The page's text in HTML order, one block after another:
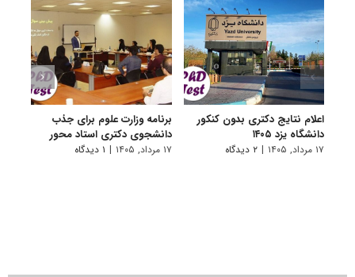
اعلام نتایج دکتری بدون کنکور
دانشگاه یزد ۱۴۰۵
۱۷ مرداد, ۱۴۰۵ | ۲ دیدگاه
برنامه وزارت علوم برای جذب
دانشجوی دکتری استاد محور
۱۷ مرداد, ۱۴۰۵ | ۱ دیدگاه